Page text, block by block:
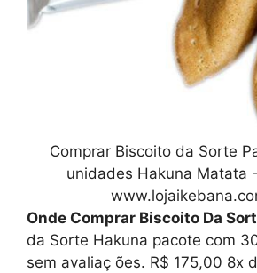
Comprar Biscoito da Sorte
unidades Hakuna Matata
Onde Comprar Biscoito Da
da Sorte Hakuna pacote com
sem avaliaç ões. R$ 175,00 8x